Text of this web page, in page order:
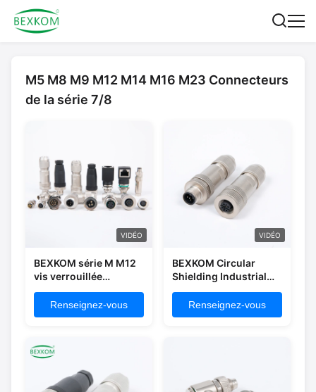
M5 M8 M9 M12 M14 M16 M23 Connecteurs
de la série 7/8
VIDÉO
BEXKOM série M M12
vis verrouillée
blindage EMC 3 - 17
contacts IP67 étanche
à faible coût livraison
automobile utilisé
avec contact plaqué or
Renseignez-vous
VIDÉO
BEXKOM Circular
Shielding Industrial
M5 M8 M9 M12 M14
M14 M23 2-17Pins
IP67 connecteurs de
Renseignez-vous